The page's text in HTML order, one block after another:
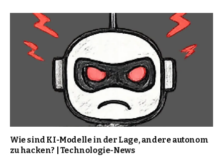
Wie sind KI-Modelle in der Lage, andere autonom
zu hacken? | Technologie-News